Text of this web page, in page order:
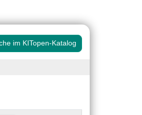
im KITopen-Katalog